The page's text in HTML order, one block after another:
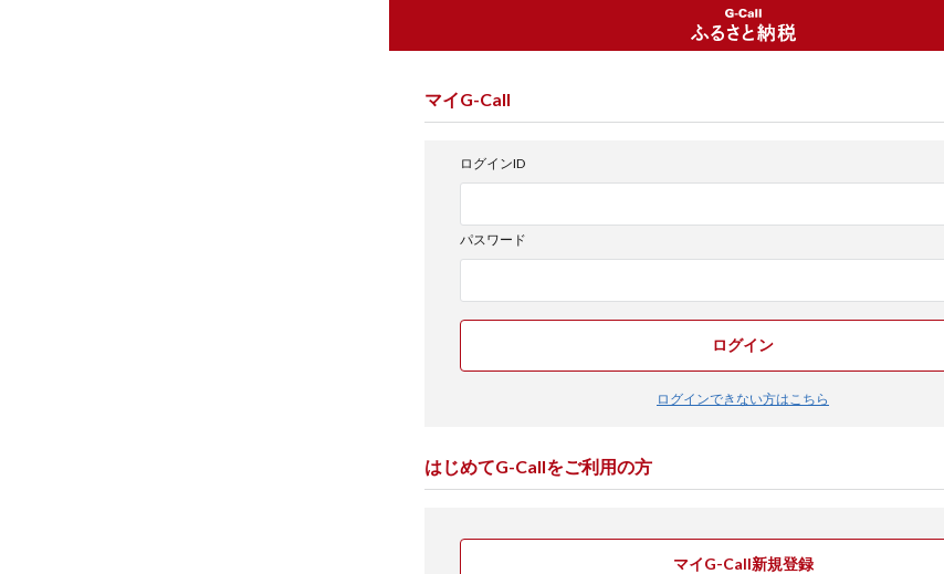
マイG-Call
ログインID
パスワード
ログイン
ログインできない方はこちら
はじめてG-Callをご利用の方
マイG-Call新規登録